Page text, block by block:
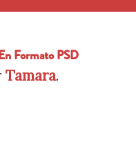
Formato PSD
Tamara.